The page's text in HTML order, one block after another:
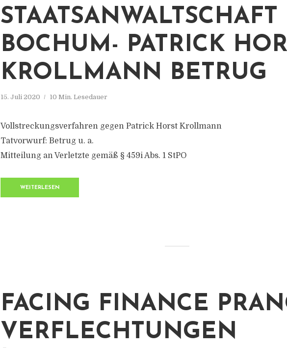
STAATSANWALTSCHAFT
BOCHUM- PATRICK
KROLLMANN BETRUG
15. Juli 2020 10 Min. Lesedauer
Vollstreckungsverfahren gegen Patrick Horst Krollmann
Tatvorwurf: Betrug u. a.
Mitteilung an Verletzte gemäß § 459i Abs. 1 StPO
WEITERLESEN
FACING FINANCE
VERFLECHTUNGEN